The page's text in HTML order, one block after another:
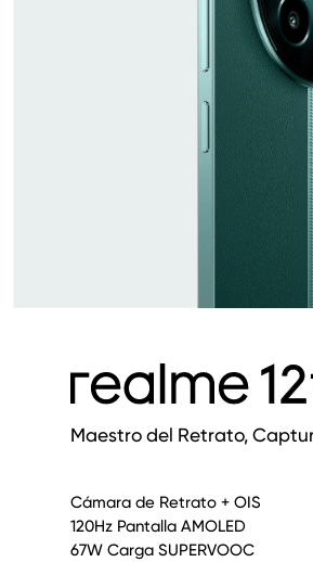
Maestro del Retrato,
Cámara de Retrato + OIS
120Hz Pantalla AMOLED
67W Carga SUPERVOOC